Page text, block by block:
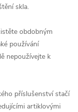
skla.
obdobným
používání
nepoužívejte k
příslušenství stačí
artiklovými